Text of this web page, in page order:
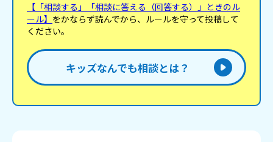
【「相談する」「相談に答える（回答する）」ときのル
ール】 をかならず読んでから、ルールを守って投稿して
ください。
キッズなんでも相談とは？